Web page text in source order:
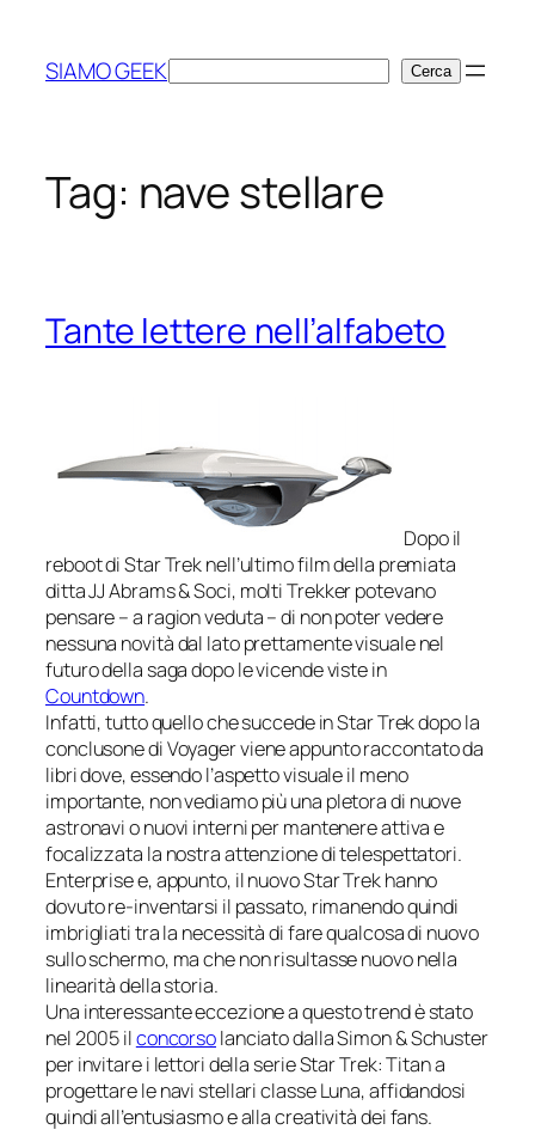
contenuto
SIAMO GEEKCerca Cerca
Tag: nave stellare
Tante lettere nell’alfabeto
Dopo il
reboot diStar Treknell’ultimo film della premiata
dittaJJ Abrams & Soci, molti Trekker potevano
pensare – a ragion veduta – di non poter vedere
nessuna novità dal lato prettamente visuale nel
futuro della saga dopo le vicende viste in
Countdown.
Infatti, tutto quello che succede in Star Trek dopo la
conclusone diVoyagerviene appunto raccontato da
libri dove, essendo l’aspetto visuale il meno
importante, non vediamo più una pletora di nuove
astronavi o nuovi interni per mantenere attiva e
focalizzata la nostra attenzione di telespettatori.
Enterprisee, appunto, il nuovoStar Trekhanno
dovuto re-inventarsi il passato, rimanendo quindi
imbrigliati tra la necessità di fare qualcosa di nuovo
sullo schermo, ma che non risultasse nuovo nella
linearità della storia.
Una interessante eccezione a questo trend è stato
nel 2005 ilconcorsolanciato dallaSimon & Schuster
per invitare i lettori della serieStar Trek: Titana
progettare le navi stellari classeLuna, affidandosi
quindi all’entusiasmo e alla creatività dei fans.